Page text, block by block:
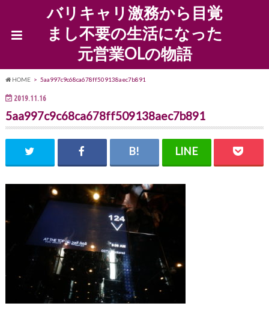
バリキャリ激務から目覚
まし不要の生活になった
元営業OLの物語
HOME 5aa997c9c68ca678ff509138aec7b891
2019.11.16
5aa997c9c68ca678ff509138aec7b891